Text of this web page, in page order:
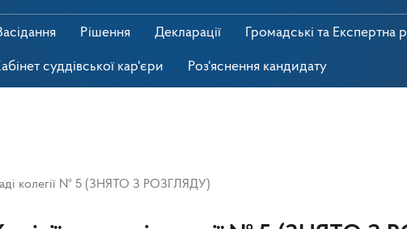
Рішення Декларації Громадські та Експертна
суддівської кар'єри Роз'яснення кандидату
колегії № 5 (ЗНЯТО З РОЗГЛЯДУ)